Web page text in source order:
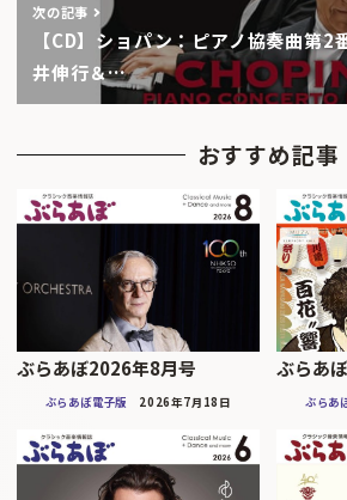
次の記事
【CD】ショパン：ピアノ協奏曲第2
井伸行＆…
おすすめ記事
ぶらあぼ2026年8月号
ぶらあぼ電子版 2026年7月18日
ぶらあ
ぶらあ